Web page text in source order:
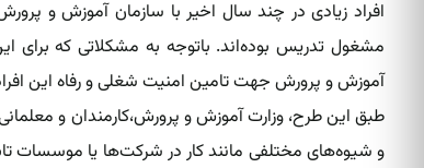
افراد زیادی در چند سال اخیر با سازمان آموزش و
مشغول تدریس بوده‌اند. باتوجه به مشکلاتی که برای
آموزش و پرورش جهت تامین امنیت شغلی و رفاه این
و شیوه‌های مختلفی مانند کار در شرکت‌ها یا موسسات